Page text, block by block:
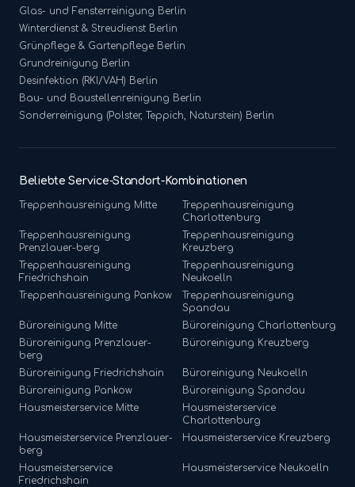
Glas- und Fensterreinigung Berlin
Winterdienst & Streudienst Berlin
Grünpflege & Gartenpflege Berlin
Grundreinigung Berlin
Desinfektion (RKI/VAH) Berlin
Bau- und Baustellenreinigung Berlin
Sonderreinigung (Polster, Teppich, Naturstein) Berlin
Beliebte Service-Standort-Kombinationen
Treppenhausreinigung Mitte
Treppenhausreinigung
Charlottenburg
Treppenhausreinigung
Prenzlauer-berg
Treppenhausreinigung
Kreuzberg
Treppenhausreinigung
Friedrichshain
Treppenhausreinigung
Neukoelln
Treppenhausreinigung Pankow
Treppenhausreinigung
Spandau
Büroreinigung Mitte Büroreinigung Charlottenburg
Büroreinigung Prenzlauer-
berg
Büroreinigung Kreuzberg
Büroreinigung Friedrichshain Büroreinigung Neukoelln
Büroreinigung Pankow Büroreinigung Spandau
Hausmeisterservice Mitte
Hausmeisterservice
Charlottenburg
Hausmeisterservice Prenzlauer-
berg
Hausmeisterservice Kreuzberg
Hausmeisterservice
Friedrichshain
Hausmeisterservice Neukoelln